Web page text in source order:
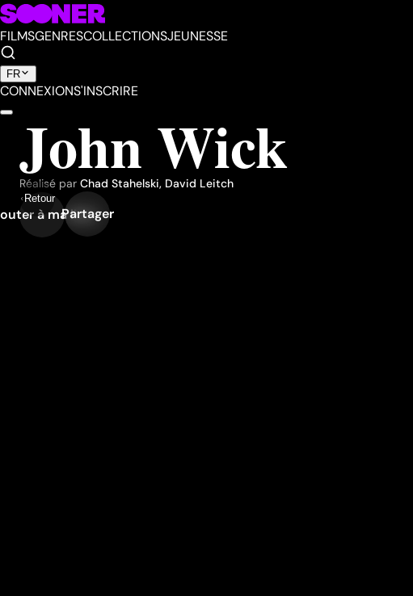
FILMSGENRESCOLLECTIONSJEUNESSE
FR
CONNEXIONS'INSCRIRE
Retour
John Wick
Réalisé par Chad Stahelski, David Leitch
à ma liste
Partager